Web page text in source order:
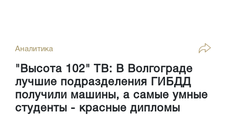
Аналитика
"Высота 102" ТВ: В Волгограде
лучшие подразделения ГИБДД
получили машины, а самые умные
студенты - красные дипломы